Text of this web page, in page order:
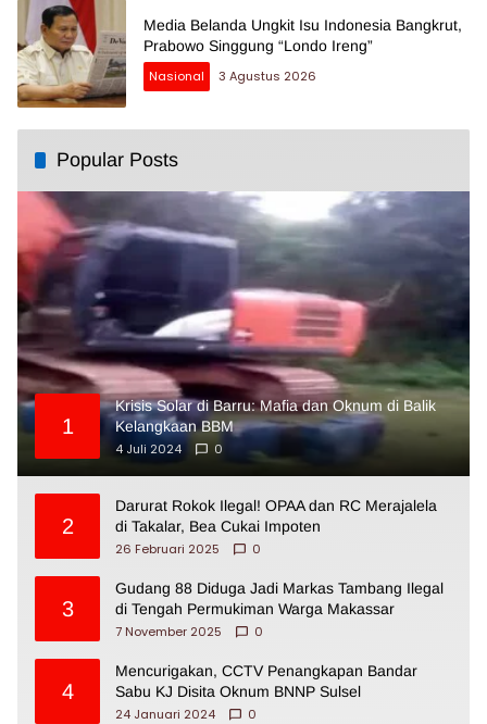
Media Belanda Ungkit Isu Indonesia Bangkrut,
Prabowo Singgung “Londo Ireng”
Nasional
3 Agustus 2026
Popular Posts
1
Krisis Solar di Barru: Mafia dan Oknum di Balik
Kelangkaan BBM
4 Juli 2024
0
2
Darurat Rokok Ilegal! OPAA dan RC Merajalela
di Takalar, Bea Cukai Impoten
26 Februari 2025
0
3
Gudang 88 Diduga Jadi Markas Tambang Ilegal
di Tengah Permukiman Warga Makassar
7 November 2025
0
4
Mencurigakan, CCTV Penangkapan Bandar
Sabu KJ Disita Oknum BNNP Sulsel
24 Januari 2024
0